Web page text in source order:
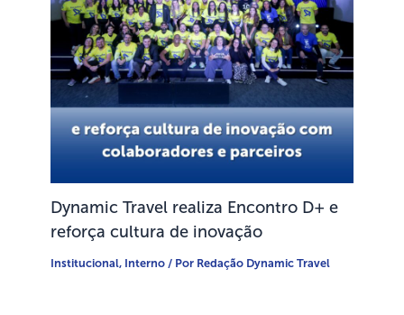
Dynamic Travel realiza Encontro D+ e
reforça cultura de inovação
Institucional, Interno / Por Redação Dynamic Travel